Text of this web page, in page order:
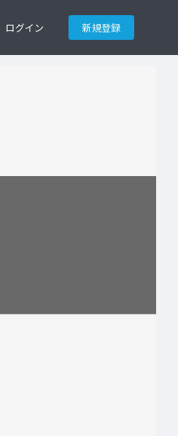
ログイン 新規登録